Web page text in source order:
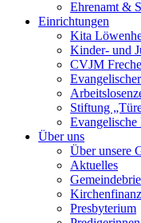
Ehrenamt &
Einrichtungen
Kita
Kinder- und
CVJM
Stiftung
Evangelische
Über uns
Über unsere
Aktuelles
Presbyterium